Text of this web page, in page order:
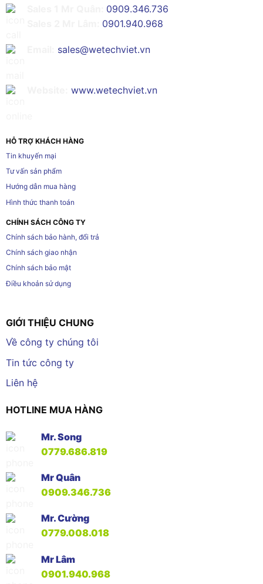
0909.346.736
0901.940.968
sales@wetechviet.vn
www.wetechviet.vn
HỖ TRỢ KHÁCH HÀNG
Tin khuyến mại
Tư vấn sản phẩm
Hướng dẫn mua hàng
Hình thức thanh toán
CHÍNH SÁCH CÔNG TY
Chính sách bảo hành, đổi trả
Chính sách giao nhận
Chính sách bảo mật
Điều khoản sử dụng
GIỚI THIỆU CHUNG
Về công ty chúng tôi
Tin tức công ty
Liên hệ
HOTLINE MUA HÀNG
Mr. Song
0779.686.819
Mr Quân
0909.346.736
Mr. Cường
0779.008.018
Mr Lâm
0901.940.968